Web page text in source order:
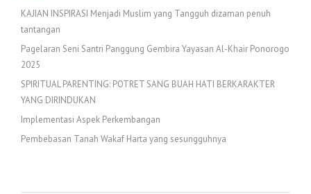
KAJIAN INSPIRASI Menjadi Muslim yang Tangguh dizaman penuh
tantangan
Pagelaran Seni Santri Panggung Gembira Yayasan Al-Khair Ponorogo
2025
SPIRITUAL PARENTING: POTRET SANG BUAH HATI BERKARAKTER
YANG DIRINDUKAN
Implementasi Aspek Perkembangan
Pembebasan Tanah Wakaf Harta yang sesungguhnya